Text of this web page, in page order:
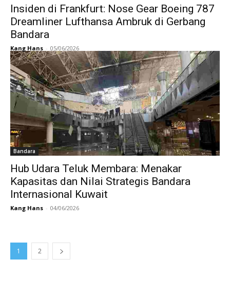
Insiden di Frankfurt: Nose Gear Boeing 787
Dreamliner Lufthansa Ambruk di Gerbang
Bandara
Kang Hans - 05/06/2026
Bandara
Hub Udara Teluk Membara: Menakar
Kapasitas dan Nilai Strategis Bandara
Internasional Kuwait
Kang Hans - 04/06/2026
1 2